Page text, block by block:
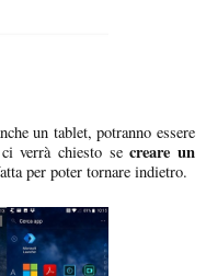
un tablet, potranno essere
verrà chiesto secreare un
per poter tornare indietro.